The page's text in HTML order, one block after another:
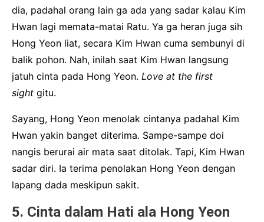
dia, padahal orang lain ga ada yang sadar kalau Kim
Hwan lagi memata-matai Ratu. Ya ga heran juga sih
Hong Yeon liat, secara Kim Hwan cuma sembunyi di
balik pohon. Nah, inilah saat Kim Hwan langsung
jatuh cinta pada Hong Yeon. Love at the first
sight gitu.
Sayang, Hong Yeon menolak cintanya padahal Kim
Hwan yakin banget diterima. Sampe-sampe doi
nangis berurai air mata saat ditolak. Tapi, Kim Hwan
sadar diri. Ia terima penolakan Hong Yeon dengan
lapang dada meskipun sakit.
5. Cinta dalam Hati ala Hong Yeon